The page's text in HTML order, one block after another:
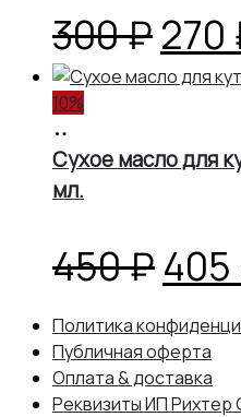
450
300₽270
10%
корзину
Сухое масло для
мл.
450₽405
Политика
Публичная оферта
Оплата & доставка
Реквизиты ИП